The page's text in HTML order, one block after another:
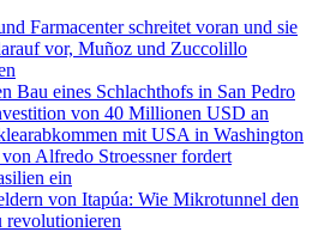
Farmacenter schreitet voran und sie
vor, Muñoz und Zuccolillo
Bau eines Schlachthofs in San Pedro
von 40 Millionen USD an
mit USA in Washington
Alfredo Stroessner fordert
ein
von Itapúa: Wie Mikrotunnel den
revolutionieren